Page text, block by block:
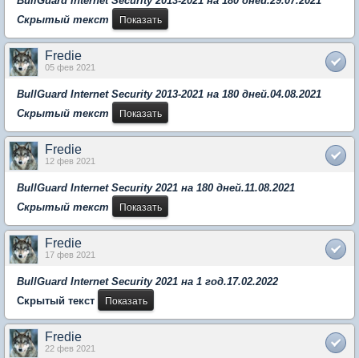
Скрытый текст
Fredie
05 фев 2021
BullGuard Internet Security 2013-2021 на 180 дней.04.08.2021
Скрытый текст
Fredie
12 фев 2021
BullGuard Internet Security 2021 на 180 дней.11.08.2021
Скрытый текст
Fredie
17 фев 2021
BullGuard Internet Security 2021 на 1 год.17.02.2022
Скрытый текст
Fredie
22 фев 2021